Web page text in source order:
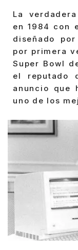
La
en 1984 con
diseñado
por primera
Super Bowl
el reputado
anuncio que
uno de los